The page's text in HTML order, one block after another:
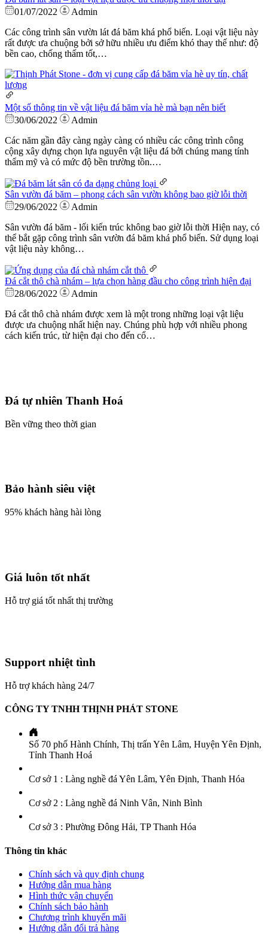
01/07/2022
Admin
Các công trình sân vườn lát đá băm khá phổ biến. Loại vật liệu này
rất được ưa chuộng bởi sở hữu nhiều ưu điểm khó thay thế như: độ
bền cao, chống thấm tốt,…
Một số thông tin về vật liệu đá băm vỉa hè mà bạn nên biết
30/06/2022
Admin
Các năm gần đây càng ngày càng có nhiều các công trình công
cộng xây dựng chọn lựa nguyên vật liệu đá bởi chúng mang tính
thẩm mỹ và có mức độ bền trường tồn.…
Sân vườn đá băm – phong cách sân vườn không bao giờ lỗi thời
29/06/2022
Admin
Sân vườn đá băm - lối kiến trúc không bao giờ lỗi thời Hiện nay, có
thể bắt gặp công trình sân vườn đá băm khá phổ biến. Sử dụng loại
vật liệu này không…
Đá cắt thô chà nhám – lựa chọn hàng đầu cho công trình hiện đại
28/06/2022
Admin
Đá cắt thô chà nhám được xem là một trong những loại vật liệu
được ưa chuộng nhất hiện nay. Chúng phù hợp với nhiều phong
cách kiến trúc, từ hiện đại cho đến cổ…
Đá tự nhiên Thanh Hoá
Bền vững theo thời gian
Bảo hành siêu việt
95% khách hàng hài lòng
Giá luôn tốt nhất
Hỗ trợ giá tốt nhất thị trường
Support nhiệt tình
Hỗ trợ khách hàng 24/7
CÔNG TY TNHH THỊNH PHÁT STONE
Số 70 phố Hành Chính, Thị trấn Yên Lâm, Huyện Yên Định,
Tỉnh Thanh Hoá
Cơ sở 1 : Làng nghề đá Yên Lâm, Yên Định, Thanh Hóa
Cơ sở 2 : Làng nghề đá Ninh Vân, Ninh Bình
Cơ sở 3 : Phường Đông Hải, TP Thanh Hóa
Thông tin khác
Chính sách và quy định chung
Hướng dẫn mua hàng
Hình thức vận chuyển
Chính sách bảo hành
Chương trình khuyến mãi
Hướng dẫn đổi trả hàng